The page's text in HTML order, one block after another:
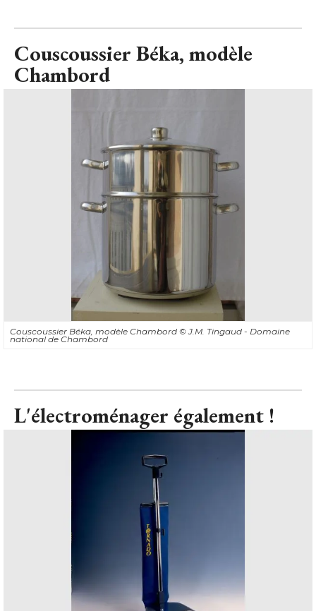
Couscoussier Béka, modèle
Chambord
Couscoussier Béka, modèle Chambord © J.M. Tingaud - Domaine
national de Chambord
L'électroménager également !